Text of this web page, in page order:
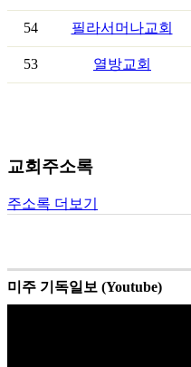
54 필라서머나교회
53 열방교회
교회주소록
주소록 더보기
미주 기독일보 (Youtube)